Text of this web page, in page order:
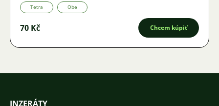
Tetra Obe
70 Kč Chcem kúpiť
INZERÁTY